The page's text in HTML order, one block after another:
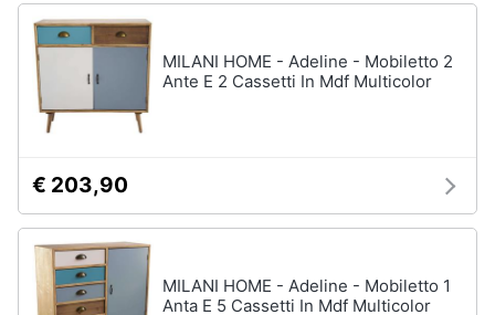
MILANI HOME - Adeline - Mobiletto 2
Ante E 2 Cassetti In Mdf Multicolor
€ 203,90
MILANI HOME - Adeline - Mobiletto 1
Anta E 5 Cassetti In Mdf Multicolor